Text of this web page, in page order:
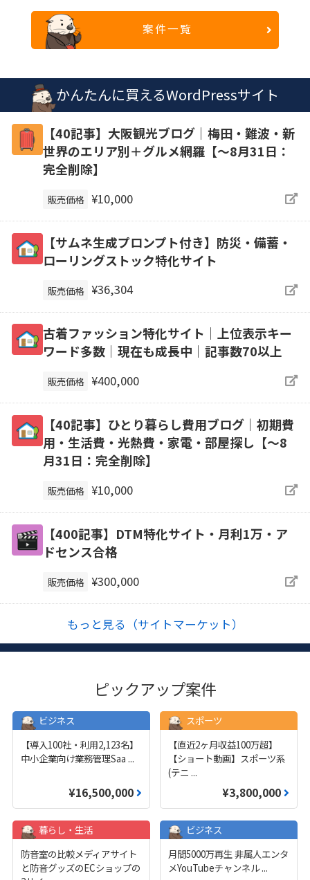
案件一覧
かんたんに買えるWordPressサイト
【40記事】大阪観光ブログ｜梅田・難波・新
世界のエリア別＋グルメ網羅【～8月31日：
完全削除】
販売価格 ¥10,000
【サムネ生成プロンプト付き】防災・備蓄・
ローリングストック特化サイト
販売価格 ¥36,304
古着ファッション特化サイト│上位表示キー
ワード多数│現在も成長中│記事数70以上
販売価格 ¥400,000
【40記事】ひとり暮らし費用ブログ｜初期費
用・生活費・光熱費・家電・部屋探し【～8
月31日：完全削除】
販売価格 ¥10,000
【400記事】DTM特化サイト・月利1万・ア
ドセンス合格
販売価格 ¥300,000
もっと見る（サイトマーケット）
ピックアップ案件
ビジネス
【導入100社・利用2,123名】
中小企業向け業務管理Saa ...
¥16,500,000
スポーツ
【直近2ヶ月収益100万超】
【ショート動画】スポーツ系
(テニ ...
¥3,800,000
暮らし・生活
防音室の比較メディアサイト
と防音グッズのECショップの
ビジネス
月間5000万再生 非属人エンタ
メYouTubeチャンネル...